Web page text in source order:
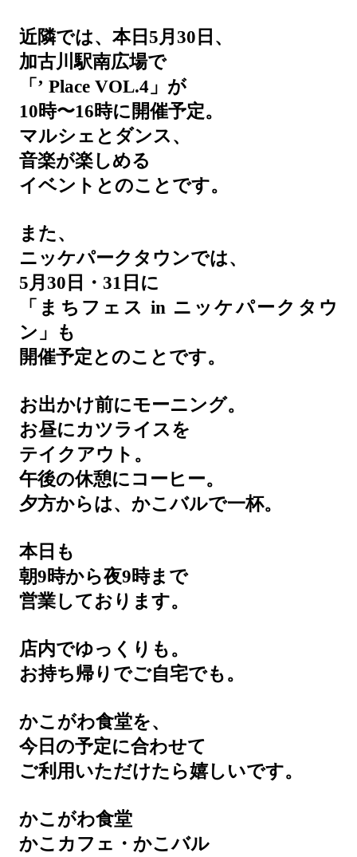
近隣では、本日5月30日、
加古川駅南広場で
「’ Place VOL.4」が
10時〜16時に開催予定。
マルシェとダンス、
音楽が楽しめる
イベントとのことです。
また、
ニッケパークタウンでは、
5月30日・31日に
「まちフェス in ニッケパークタウ
ン」も
開催予定とのことです。
お出かけ前にモーニング。
お昼にカツライスを
テイクアウト。
午後の休憩にコーヒー。
夕方からは、かこバルで一杯。
本日も
朝9時から夜9時まで
営業しております。
店内でゆっくりも。
お持ち帰りでご自宅でも。
かこがわ食堂を、
今日の予定に合わせて
ご利用いただけたら嬉しいです。
かこがわ食堂
かこカフェ・かこバル